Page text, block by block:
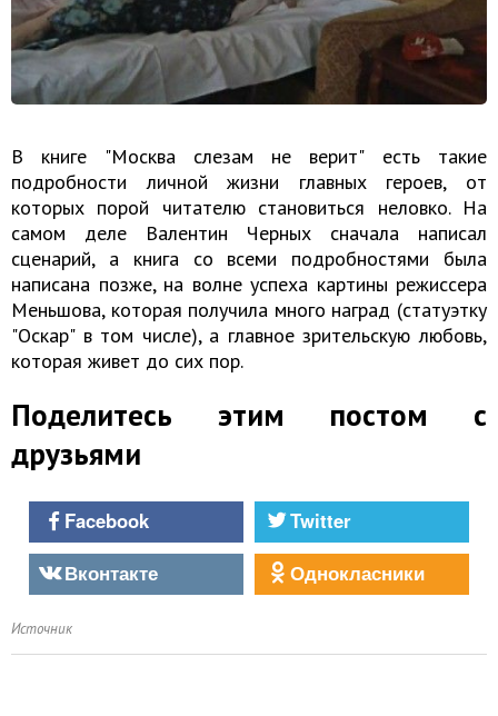
В книге "Москва слезам не верит" есть такие
подробности личной жизни главных героев, от
которых порой читателю становиться неловко. На
самом деле Валентин Черных сначала написал
сценарий, а книга со всеми подробностями была
написана позже, на волне успеха картины режиссера
Меньшова, которая получила много наград (статуэтку
"Оскар" в том числе), а главное зрительскую любовь,
которая живет до сих пор.
Поделитесь этим постом с
друзьями
Facebook
Twitter
Вконтакте
Однокласники
Источник